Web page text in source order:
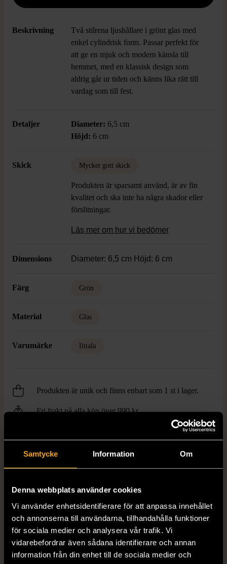
Samtycke Information Om
Denna webbplats använder cookies
Vi använder enhetsidentifierare för att anpassa innehållet
och annonserna till användarna, tillhandahålla funktioner
för sociala medier och analysera vår trafik. Vi
vidarebefordrar även sådana identifierare och annan
information från din enhet till de sociala medier och
Beskrivning
Två stilrena ljushållare i grönt glas med
enkel cylindrisk form. Passar perfekt för
att ge en mjuk och modern känsla till
hemmet, med en klassisk design som
aldrig går ur tiden och känns lika rätt till
vardag som till fest.
Detaljer Diameter: 6,5 cm
Höjd: 6 cm
Skick Mycket gott skick
Produkten är sparsamt använd, är av fin
kvalitet och ska inte ha några skador eller
förslitningar.
Läs mer om hur vi bedömer
Dimensions Diameter: 6,5 cm Höjd: 6 cm
Färg Grön
Material Glas
Varumärke Iittala
Produkten är unik och finns enbart som 1 st i lager.
Fri frakt på alla köp över 990 kr.
FRÅN SAMMA VARUMÄRKE
Hitta produkter från samma varumärke